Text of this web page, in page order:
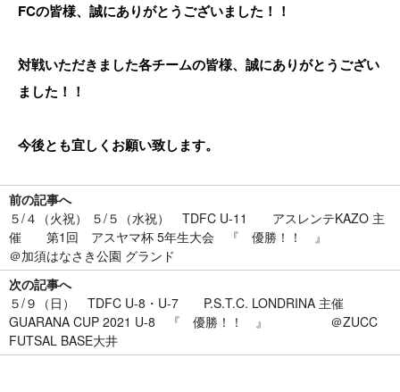
FCの皆様、誠にありがとうございました！！
対戦いただきました各チームの皆様、誠にありがとうござい
ました！！
今後とも宜しくお願い致します。
前の記事へ
５/４（火祝） ５/５（水祝） TDFC U-11 アスレンテKAZO 主
催 第1回 アスヤマ杯 5年生大会 『 優勝！！ 』
＠加須はなさき公園 グランド
次の記事へ
５/９（日） TDFC U-8・U-7 P.S.T.C. LONDRINA 主催
GUARANA CUP 2021 U-8 『 優勝！！ 』 ＠ZUCC
FUTSAL BASE大井